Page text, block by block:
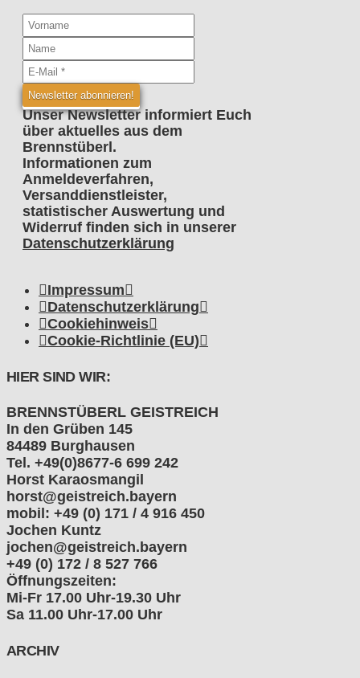
Unser Newsletter informiert Euch
über aktuelles aus dem
Brennstüberl.
Informationen zum
Anmeldeverfahren,
Versanddienstleister,
statistischer Auswertung und
Widerruf finden sich in unserer
Datenschutzerklärung
Impressum
Datenschutzerklärung
Cookiehinweis
Cookie-Richtlinie (EU)
HIER SIND WIR:
BRENNSTÜBERL GEISTREICH
In den Grüben 145
84489 Burghausen
Tel. +49(0)8677-6 699 242
Horst Karaosmangil
horst@geistreich.bayern
mobil: +49 (0) 171 / 4 916 450
Jochen Kuntz
jochen@geistreich.bayern
+49 (0) 172 / 8 527 766
Öffnungszeiten:
Mi-Fr 17.00 Uhr-19.30 Uhr
Sa 11.00 Uhr-17.00 Uhr
ARCHIV